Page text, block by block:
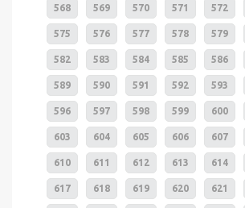
568 569 570 571 572
575 576 577 578 579
582 583 584 585 586
589 590 591 592 593
596 597 598 599 600
603 604 605 606 607
610 611 612 613 614
617 618 619 620 621